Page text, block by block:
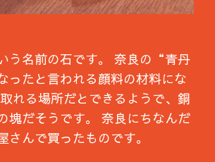
う名前の石です。 奈良の“青丹
ったと言われる顔料の材料にな
れる場所だとできるようで、銅
塊だそうです。 奈良にちなんだ
さんで買ったものです。